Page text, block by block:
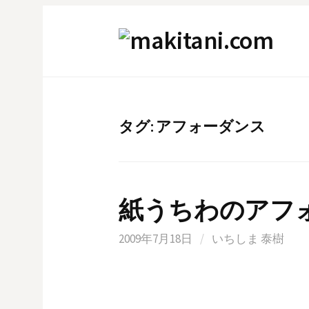
タグ: アフォーダンス
紙うちわのアフ
2009年7月18日 / いちしま 泰樹